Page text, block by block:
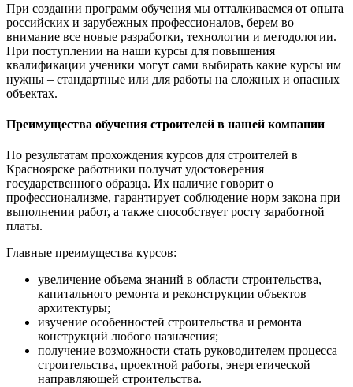
При создании программ обучения мы отталкиваемся от опыта
российских и зарубежных профессионалов, берем во
внимание все новые разработки, технологии и методологии.
При поступлении на наши курсы для повышения
квалификации ученики могут сами выбирать какие курсы им
нужны – стандартные или для работы на сложных и опасных
объектах.
Преимущества обучения строителей в нашей компании
По результатам прохождения курсов для строителей в
Красноярске работники получат удостоверения
государственного образца. Их наличие говорит о
профессионализме, гарантирует соблюдение норм закона при
выполнении работ, а также способствует росту заработной
платы.
Главные преимущества курсов:
увеличение объема знаний в области строительства,
капитального ремонта и реконструкции объектов
архитектуры;
изучение особенностей строительства и ремонта
конструкций любого назначения;
получение возможности стать руководителем процесса
строительства, проектной работы, энергетической
направляющей строительства.